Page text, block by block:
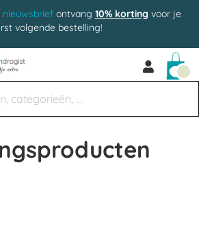
nieuwsbriefontvang 10% korting voor je
volgende bestelling!